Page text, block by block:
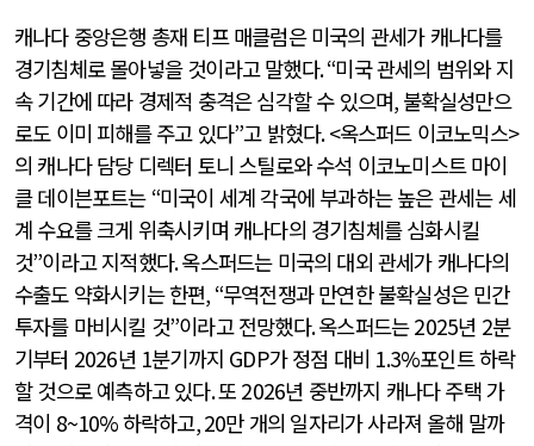
캐나다 중앙은행 총재 티프 매클럼은 미국의 관세가 캐나다를
경기침체로 몰아넣을 것이라고 말했다. “미국 관세의 범위와 지
속 기간에 따라 경제적 충격은 심각할 수 있으며, 불확실성만으
로도 이미 피해를 주고 있다”고 밝혔다. <옥스퍼드 이코노믹스>
의 캐나다 담당 디렉터 토니 스틸로와 수석 이코노미스트 마이
클 데이븐포트는 “미국이 세계 각국에 부과하는 높은 관세는 세
계 수요를 크게 위축시키며 캐나다의 경기침체를 심화시킬
것”이라고 지적했다.옥스퍼드는 미국의 대외 관세가 캐나다의
수출도 약화시키는 한편, “무역전쟁과 만연한 불확실성은 민간
투자를 마비시킬 것”이라고 전망했다.옥스퍼드는2025년 2분
기부터 2026년 1분기까지 GDP가 정점 대비 1.3%포인트 하락
할 것으로 예측하고 있다.또 2026년 중반까지 캐나다 주택 가
격이 8~10%하락하고, 20만 개의 일자리가 사라져 올해 말까